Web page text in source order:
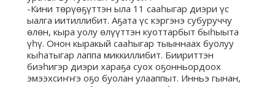
-Кини төрүөҕүттэн ыла 11 сааһыгар диэри үс
ыалга иитиллибит. Аҕата үс кэргэнэ субуруччу
өлөн, кыра уолу өлүүттэн куоттарбыт быһыыта
үһү. Онон кыракый сааһыгар тыыннаах буолуу
кыһатыгар лаппа миккиллибит. Биириттэн
биэһигэр диэри хараҕа суох оҕонньордоох
эмээхсиҥҥэ оҕо буолан улааппыт. Инньэ гынан,